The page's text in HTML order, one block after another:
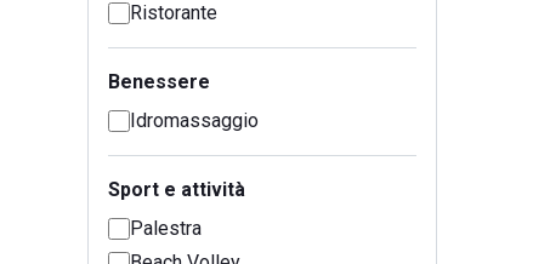
Ristorante
Benessere
Idromassaggio
Sport e attività
Palestra